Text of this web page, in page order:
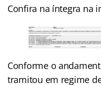
Confira na íntegra na
Conforme o
tramitou em regime